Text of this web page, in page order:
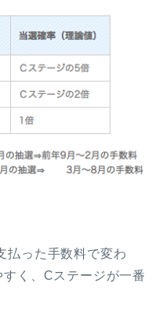
払った手数料で変わ
く、Cステージが一番